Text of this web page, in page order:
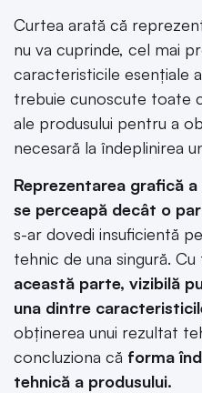
Curtea arată că
nu va cuprinde, cel mai
caracteristicile esențiale
trebuie cunoscute toate
ale produsului pentru a
necesară la îndeplinirea
Reprezentarea grafică
se perceapă decât o
s-ar dovedi insuficientă
tehnic de una singură.
această parte, vizibilă
una dintre
obținerea unui rezultat
concluziona că forma
tehnică a produsului.